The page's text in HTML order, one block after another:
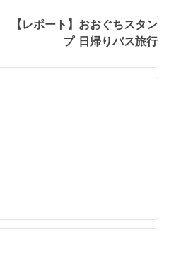
【レポート】おおぐちスタン
プ 日帰りバス旅行